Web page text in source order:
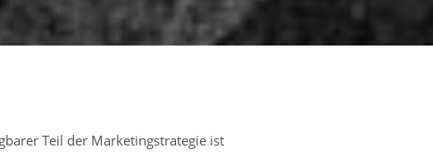
Teil der Marketingstrategie ist